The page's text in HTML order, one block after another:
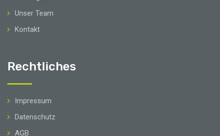
Unser Team
Kontakt
Rechtliches
Impressum
Datenschutz
AGB